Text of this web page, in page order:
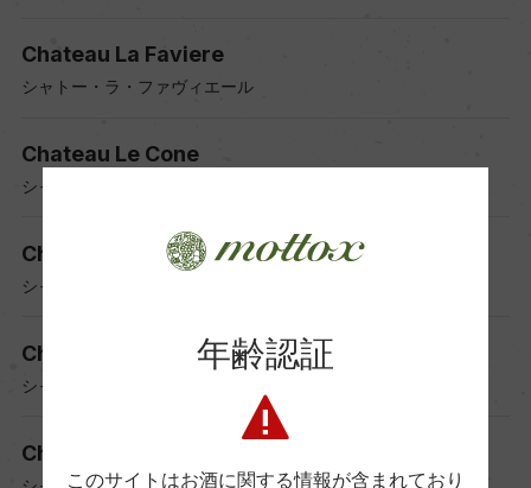
Chateau La Faviere
シャトー・ラ・ファヴィエール
Chateau Le Cone
シャトー・ル・コーヌ
Chateau Roques Mauriac
シャトー・ロック・モリアック
Chateau Smith Haut Lafitte
シャトー・スミス・オー・ラフィット
Chateau de Ferrand
年齢認証
このサイトはお酒に関する情報が含まれており